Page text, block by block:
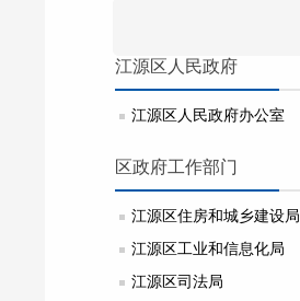
江源区人民政府
江源区人民政府办公室
区政府工作部门
江源区住房和城乡建设局
江源区工业和信息化局
江源区司法局